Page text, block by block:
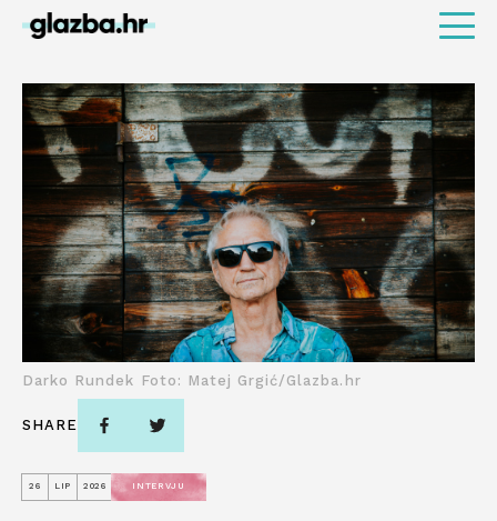
26 LIP 2026 INTERVJU
Darko Rundek Foto: Matej Grgić/Glazba.hr
SHARE